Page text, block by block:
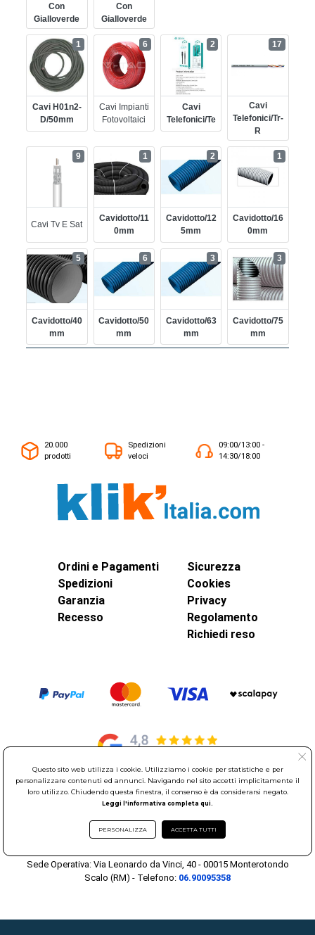
Con
Gialloverde
Con
Gialloverde
Cavi H01n2-
D/50mm
1
Cavi Impianti
Fotovoltaici
6
Cavi
Telefonici/te
2
Cavi
Telefonici/tr-
R
17
Cavi Tv E Sat
9
Cavidotto/11
0mm
1
Cavidotto/12
5mm
2
Cavidotto/16
0mm
1
Cavidotto/40
Mm
5
Cavidotto/50
Mm
6
Cavidotto/63
Mm
3
Cavidotto/75
Mm
3
20.000
prodotti
Spedizioni
veloci
09:00/13:00 -
14:30/18:00
Ordini e Pagamenti
Spedizioni
Garanzia
Recesso
Sicurezza
Cookies
Privacy
Regolamento
Richiedi reso
© Elettroservice Spa - Sede Legale: Via Leonardo da Vinci, 40 -
Partita Iva: 01586761007 - Codice Fiscale: 06634500588 Capitale
Sociale 1.600.000,00 Euro i.v. Iscritto al Registro delle Imprese di
Sede Operativa: Via Leonardo da Vinci, 40 - 00015 Monterotondo
Scalo (RM) - Telefono: 06.90095358
Questo sito web utilizza i cookie. Utilizziamo i cookie per statistiche e per
personalizzare contenuti ed annunci. Navigando nel sito accetti implicitamente il
loro utilizzo. Chiudendo questa finestra, il consenso è da considerarsi negato.
Leggi l'informativa completa qui.
PERSONALIZZA ACCETTA TUTTI